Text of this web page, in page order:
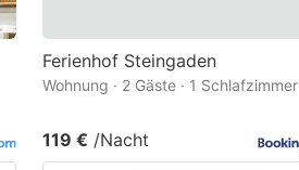
Ferienhof Steingaden
Wohnung · 2 Gäste · 1 Schlafzimmer
119 € /Nacht